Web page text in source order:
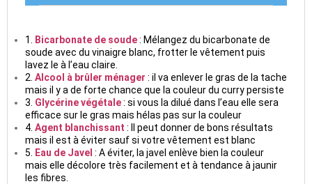
1. Bicarbonate de soude: Mélangez du bicarbonate de
soude avec du vinaigre blanc, frotter le vêtement puis
lavez le à l’eau claire.
2. Alcool à brûler ménager : il va enlever le gras de la tache
mais il y a de forte chance que la couleur du curry persiste
3. Glycérine végétale: si vous la dilué dans l’eau elle sera
efficace sur le gras mais hélas pas sur la couleur
4. Agent blanchissant : Il peut donner de bons résultats
mais il est à éviter sauf si votre vêtement est blanc
5.
Eau de Javel : A éviter, la javel enlève bien la couleur
mais elle décolore très facilement et à tendance à jaunir
les fibres.